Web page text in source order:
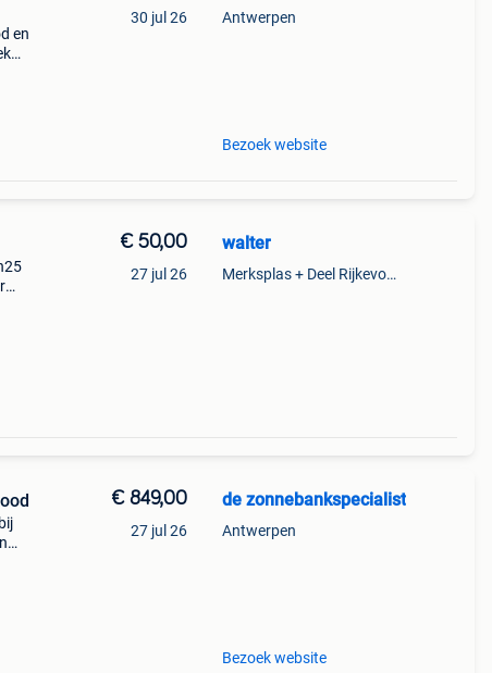
en
30 jul 26 Antwerpen
Bezoek website
€ 50,00
27 jul 26
walter
Merksplas + Deel Rijkevorsel
€ 849,00
27 jul 26
de zonnebankspecialist
Antwerpen
Bezoek website